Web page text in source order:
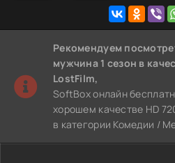
Рекомендуем
мужчина 1 сезон в
LostFilm,
SoftBox онлайн
хорошем качестве HD
в категории Комедии /